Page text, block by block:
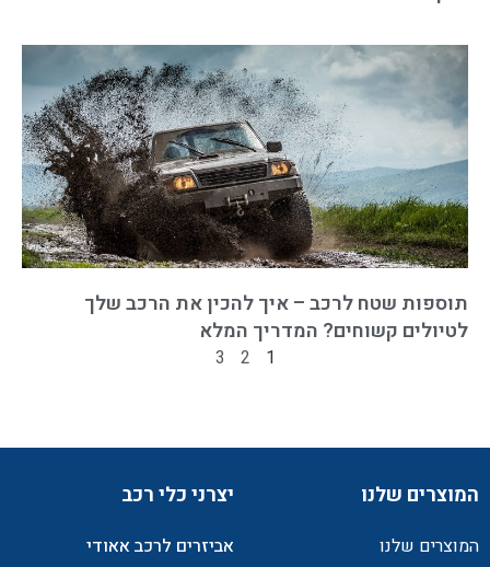
תוספות שטח לרכב – איך להכין את הרכב שלך
לטיולים קשוחים? המדריך המלא
1
2
3
המוצרים שלנו
המוצרים שלנו
יצרני כלי רכב
אביזרים לרכב אאודי